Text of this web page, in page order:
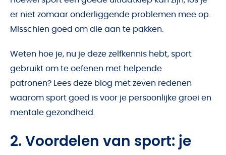
er niet zomaar onderliggende problemen mee op.
Misschien goed om die aan te pakken.
Weten hoe je, nu je deze zelfkennis hebt, sport
gebruikt om te oefenen met helpende
patronen?
Lees deze blog met zeven redenen
waarom sport goed is voor je persoonlijke groei en
mentale gezondheid.
2. Voordelen van sport: je